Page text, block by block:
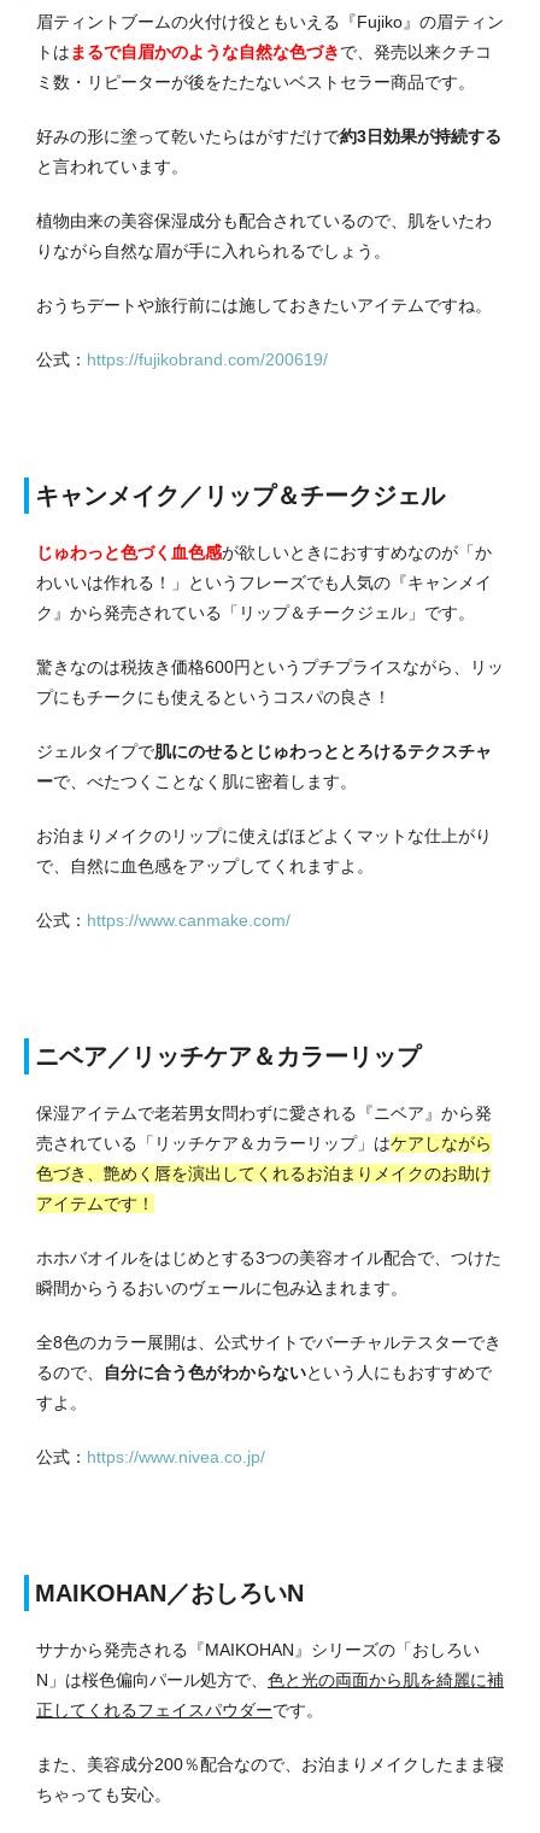
眉ティントブームの火付け役ともいえる『Fujiko』の眉ティン
トは まるで自眉かのような自然な色づきで、発売以来クチコ
ミ数・リピーターが後をたたないベストセラー商品です。
好みの形に塗って乾いたらはがすだけで約3日効果が持続する
と言われています。
植物由来の美容保湿成分も配合されているので、肌をいたわ
りながら自然な眉が手に入れられるでしょう。
おうちデートや旅行前には施しておきたいアイテムですね。
公式： https://fujikobrand.com/200619/
キャンメイク／リップ＆チークジェル
じゅわっと色づく血色感が欲しいときにおすすめなのが「か
わいいは作れる！」というフレーズでも人気の『キャンメイ
ク』から発売されている「リップ＆チークジェル」です。
驚きなのは税抜き価格600円というプチプライスながら、リッ
プにもチークにも使えるというコスパの良さ！
ジェルタイプで肌にのせるとじゅわっととろけるテクスチャ
ーで、べたつくことなく肌に密着します。
お泊まりメイクのリップに使えばほどよくマットな仕上がり
で、自然に血色感をアップしてくれますよ。
公式： https://www.canmake.com/
ニベア／リッチケア＆カラーリップ
保湿アイテムで老若男女問わずに愛される『ニベア』から発
売されている「リッチケア＆カラーリップ」はケアしながら
色づき、艶めく唇を演出してくれるお泊まりメイクのお助け
アイテムです！
ホホバオイルをはじめとする3つの美容オイル配合で、つけた
瞬間からうるおいのヴェールに包み込まれます。
全8色のカラー展開は、公式サイトでバーチャルテスターでき
るので、
自分に合う色がわからないという人にもおすすめで
すよ。
公式： https://www.nivea.co.jp/
MAIKOHAN／おしろいN
サナから発売される『MAIKOHAN』シリーズの「おしろい
N」は桜色偏向パール処方で、 色と光の両面から肌を綺麗に補
正してくれるフェイスパウダーです。
また、美容成分200％配合なので、お泊まりメイクしたまま寝
ちゃっても安心。